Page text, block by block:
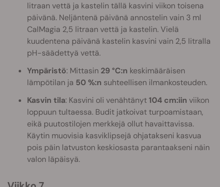
litraan vettä ja kastelin tällä kasvini viikon toisena
päivänä. Neljäntenä päivänä annostelin vain 3 ml
CalMagia 2,5 litraan vettä ja kastelin. Vielä
kuudentena päivänä kastelin kasvini vain 2,5 litralla
pH-säädettyä vettä.
Ympäristö: Mittasin 29 °C:n keskimääräisen
lämpötilan ja 50 %:n suhteellisen ilmankosteuden.
Kasvin tila: Kasvini oli venähtänyt104 cm:iin viikon
loppuun tultaessa. Budit jatkoivat turpoamistaan,
eikä puutostilojen merkkejä ollut havaittavissa.
Käytin muovisia kasviklipsejä ohjatakseni kasvua
pois päin latvuston keskiosasta parantaakseni näin
valon läpäisyä.